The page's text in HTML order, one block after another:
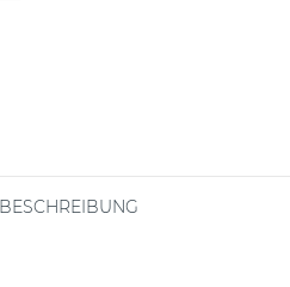
BESCHREIBUNG